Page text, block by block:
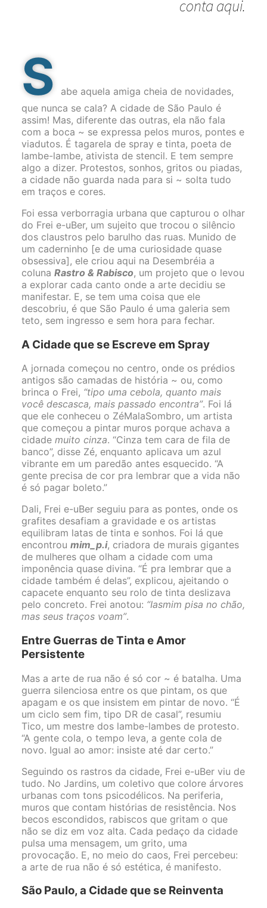
conta aqui.
S
abe aquela amiga cheia de novidades,
que nunca se cala? A cidade de São Paulo é
assim! Mas, diferente das outras, ela não fala
com a boca ~ se expressa pelos muros, pontes e
viadutos. É tagarela de spray e tinta, poeta de
lambe-lambe, ativista de stencil. E tem sempre
algo a dizer. Protestos, sonhos, gritos ou piadas,
a cidade não guarda nada para si ~ solta tudo
em traços e cores.
Foi essa verborragia urbana que capturou o olhar
do Frei e-uBer, um sujeito que trocou o silêncio
dos claustros pelo barulho das ruas. Munido de
um caderninho [e de uma curiosidade quase
obsessiva], ele criou aqui na Desembréia a
coluna Rastro & Rabisco, um projeto que o levou
a explorar cada canto onde a arte decidiu se
manifestar. E, se tem uma coisa que ele
descobriu, é que São Paulo é uma galeria sem
teto, sem ingresso e sem hora para fechar.
A Cidade que se Escreve em Spray
A jornada começou no centro, onde os prédios
antigos são camadas de história ~ ou, como
brinca o Frei, “tipo uma cebola, quanto mais
você descasca, mais passado encontra”. Foi lá
que ele conheceu o ZéMalaSombro, um artista
que começou a pintar muros porque achava a
cidade muito cinza. “Cinza tem cara de fila de
banco”, disse Zé, enquanto aplicava um azul
vibrante em um paredão antes esquecido. “A
gente precisa de cor pra lembrar que a vida não
é só pagar boleto.”
Dali, Frei e-uBer seguiu para as pontes, onde os
grafites desafiam a gravidade e os artistas
equilibram latas de tinta e sonhos. Foi lá que
encontrou mim_p.i, criadora de murais gigantes
de mulheres que olham a cidade com uma
imponência quase divina. “É pra lembrar que a
cidade também é delas”, explicou, ajeitando o
capacete enquanto seu rolo de tinta deslizava
pelo concreto. Frei anotou: “Iasmim pisa no chão,
mas seus traços voam”.
Entre Guerras de Tinta e Amor
Persistente
Mas a arte de rua não é só cor ~ é batalha. Uma
guerra silenciosa entre os que pintam, os que
apagam e os que insistem em pintar de novo. “É
um ciclo sem fim, tipo DR de casal”, resumiu
Tico, um mestre dos lambe-lambes de protesto.
“A gente cola, o tempo leva, a gente cola de
novo. Igual ao amor: insiste até dar certo.”
Seguindo os rastros da cidade, Frei e-uBer viu de
tudo. No Jardins, um coletivo que colore árvores
urbanas com tons psicodélicos. Na periferia,
muros que contam histórias de resistência. Nos
becos escondidos, rabiscos que gritam o que
não se diz em voz alta. Cada pedaço da cidade
pulsa uma mensagem, um grito, uma
provocação. E, no meio do caos, Frei percebeu:
a arte de rua não é só estética, é manifesto.
São Paulo, a Cidade que se Reinventa